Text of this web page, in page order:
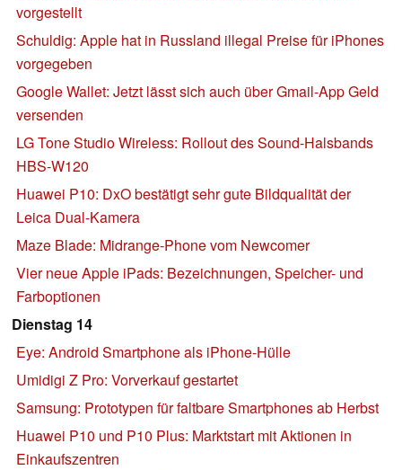
vorgestellt
Schuldig: Apple hat in Russland illegal Preise für iPhones
vorgegeben
Google Wallet: Jetzt lässt sich auch über Gmail-App Geld
versenden
LG Tone Studio Wireless: Rollout des Sound-Halsbands
HBS-W120
Huawei P10: DxO bestätigt sehr gute Bildqualität der
Leica Dual-Kamera
Maze Blade: Midrange-Phone vom Newcomer
Vier neue Apple iPads: Bezeichnungen, Speicher- und
Farboptionen
Dienstag 14
Eye: Android Smartphone als iPhone-Hülle
Umidigi Z Pro: Vorverkauf gestartet
Samsung: Prototypen für faltbare Smartphones ab Herbst
Huawei P10 und P10 Plus: Marktstart mit Aktionen in
Einkaufszentren